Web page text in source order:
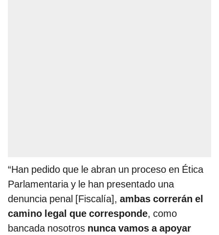
“Han pedido que le abran un proceso en Ética
Parlamentaria y le han presentado una
denuncia penal [Fiscalía], ambas correrán el
camino legal que corresponde, como
bancada nosotros nunca vamos a apoyar